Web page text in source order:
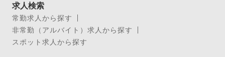
求人検索
常勤求人から探す
非常勤（アルバイト）求人から探す
スポット求人から探す